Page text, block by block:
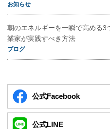
お知らせ
朝のエネルギーを一瞬で高める3
業家が実践すべき方法
ブログ
公式Facebook
公式LINE